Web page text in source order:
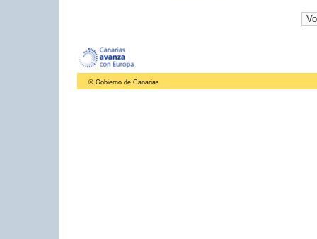
© Gobierno de Canarias